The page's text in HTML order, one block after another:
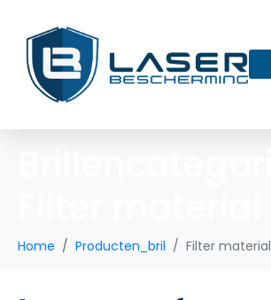
Home Producten_bril Filter material